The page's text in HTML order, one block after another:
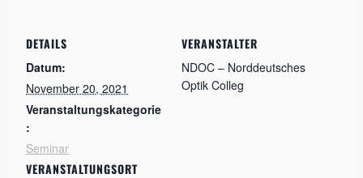
DETAILS
Datum:
November 20, 2021
Veranstaltungskategorie
:
Seminar
VERANSTALTUNGSORT
VERANSTALTER
NDOC – Norddeutsches
Optik Colleg